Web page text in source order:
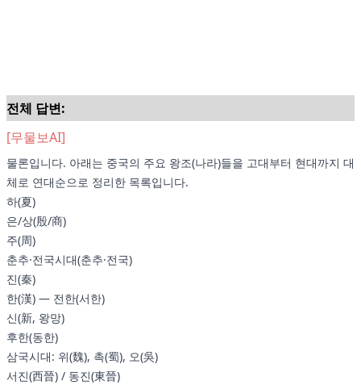
전체 답변:
[무물보AI]
물론입니다. 아래는 중국의 주요 왕조(나라)들을 고대부터 현대까지 대
체로 연대순으로 정리한 목록입니다.
하(夏)
은/상(殷/商)
주(周)
춘추·전국시대(춘추·전국)
진(秦)
한(漢) — 전한(서한)
신(新, 왕망)
후한(동한)
삼국시대: 위(魏), 촉(蜀), 오(吳)
서진(西晉) / 동진(東晉)